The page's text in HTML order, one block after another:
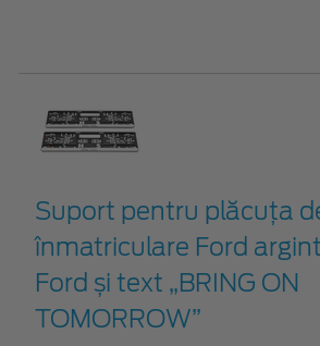
Suport pentru plăcuța
înmatriculare Ford
Ford și text „BRING ON
TOMORROW”